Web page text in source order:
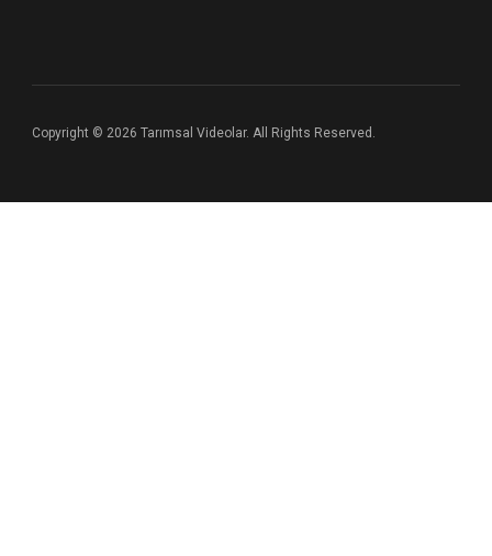
Copyright © 2026 Tarımsal Videolar. All Rights Reserved.